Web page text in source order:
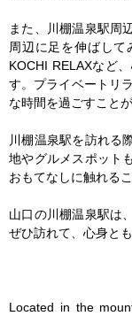
また、川棚温泉駅周
周辺に足を伸ばし
KOCHI RELAXなど
す。プライベートリ
な時間を過ごすこと
川棚温泉駅を訪れる
地やグルメスポット
おもてなしに触れる
山口の川棚温泉駅は
ぜひ訪れて、心身と
Located in the